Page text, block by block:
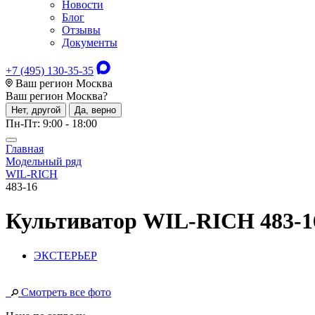
Новости
Блог
Отзывы
Документы
+7 (495) 130-35-35
Ваш регион Москва
Ваш регион Москва?
Нет, другой Да, верно
Пн-Пт: 9:00 - 18:00
Главная
Модельный ряд
WIL-RICH
483-16
Культиватор WIL-RICH 483-
ЭКСТЕРЬЕР
Смотреть все фото